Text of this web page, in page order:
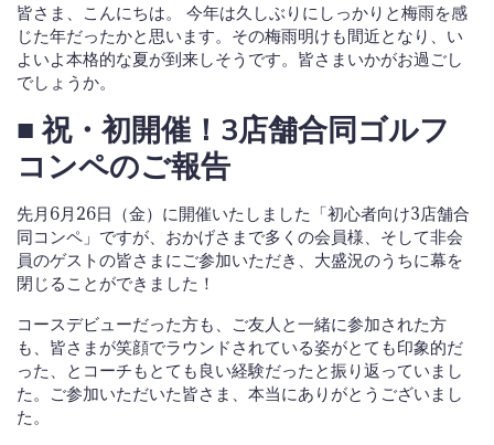
皆さま、こんにちは。 今年は久しぶりにしっかりと梅雨を感
じた年だったかと思います。その梅雨明けも間近となり、い
よいよ本格的な夏が到来しそうです。皆さまいかがお過ごし
でしょうか。
■ 祝・初開催！3店舗合同ゴルフ
コンペのご報告
先月6月26日（金）に開催いたしました「初心者向け3店舗合
同コンペ」ですが、おかげさまで多くの会員様、そして非会
員のゲストの皆さまにご参加いただき、大盛況のうちに幕を
閉じることができました！
コースデビューだった方も、ご友人と一緒に参加された方
も、皆さまが笑顔でラウンドされている姿がとても印象的だ
った、とコーチもとても良い経験だったと振り返っていまし
た。ご参加いただいた皆さま、本当にありがとうございまし
た。